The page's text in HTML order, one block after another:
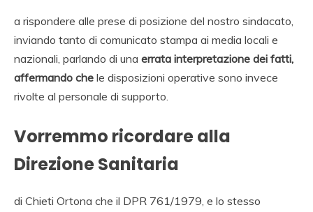
a rispondere alle prese di posizione del nostro sindacato,
inviando tanto di comunicato stampa ai media locali e
nazionali, parlando di una errata interpretazione dei fatti,
affermando che le disposizioni operative sono invece
rivolte al personale di supporto.
Vorremmo ricordare alla
Direzione Sanitaria
di Chieti Ortona che il DPR 761/1979, e lo stesso